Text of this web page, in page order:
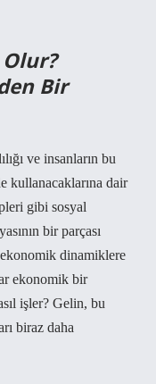
Bir
ve insanların bu
kullanacaklarına dair
gibi sosyal
bir parçası
dinamiklere
ekonomik bir
işler? Gelin, bu
biraz daha